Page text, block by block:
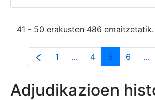
41 - 50 erakusten 486 emaitzetatik.
Orrialdea
1 ...Intermediate Pages
Orrialdea
4 Orrialdea
5 6 ...
Adjudikazioen